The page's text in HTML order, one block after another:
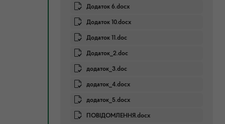
Додаток 6.docx
Додаток 10.docx
Додаток 11.doc
Додаток_2.doc
додаток_3.doc
додаток_4.docx
додаток_5.docx
ПОВІДОМЛЕННЯ.docx